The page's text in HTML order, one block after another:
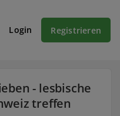
Login Registrieren
- lesbische
treffen